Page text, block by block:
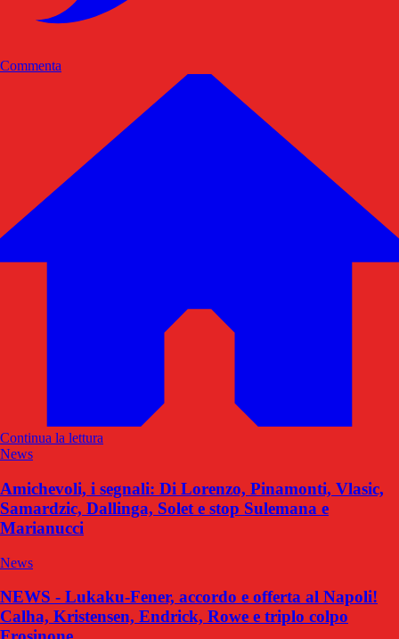
Commenta
Continua la lettura
News
Amichevoli, i segnali: Di Lorenzo, Pinamonti, Vlasic,
Samardzic, Dallinga, Solet e stop Sulemana e
Marianucci
News
NEWS - Lukaku-Fener, accordo e offerta al Napoli!
Calha, Kristensen, Endrick, Rowe e triplo colpo